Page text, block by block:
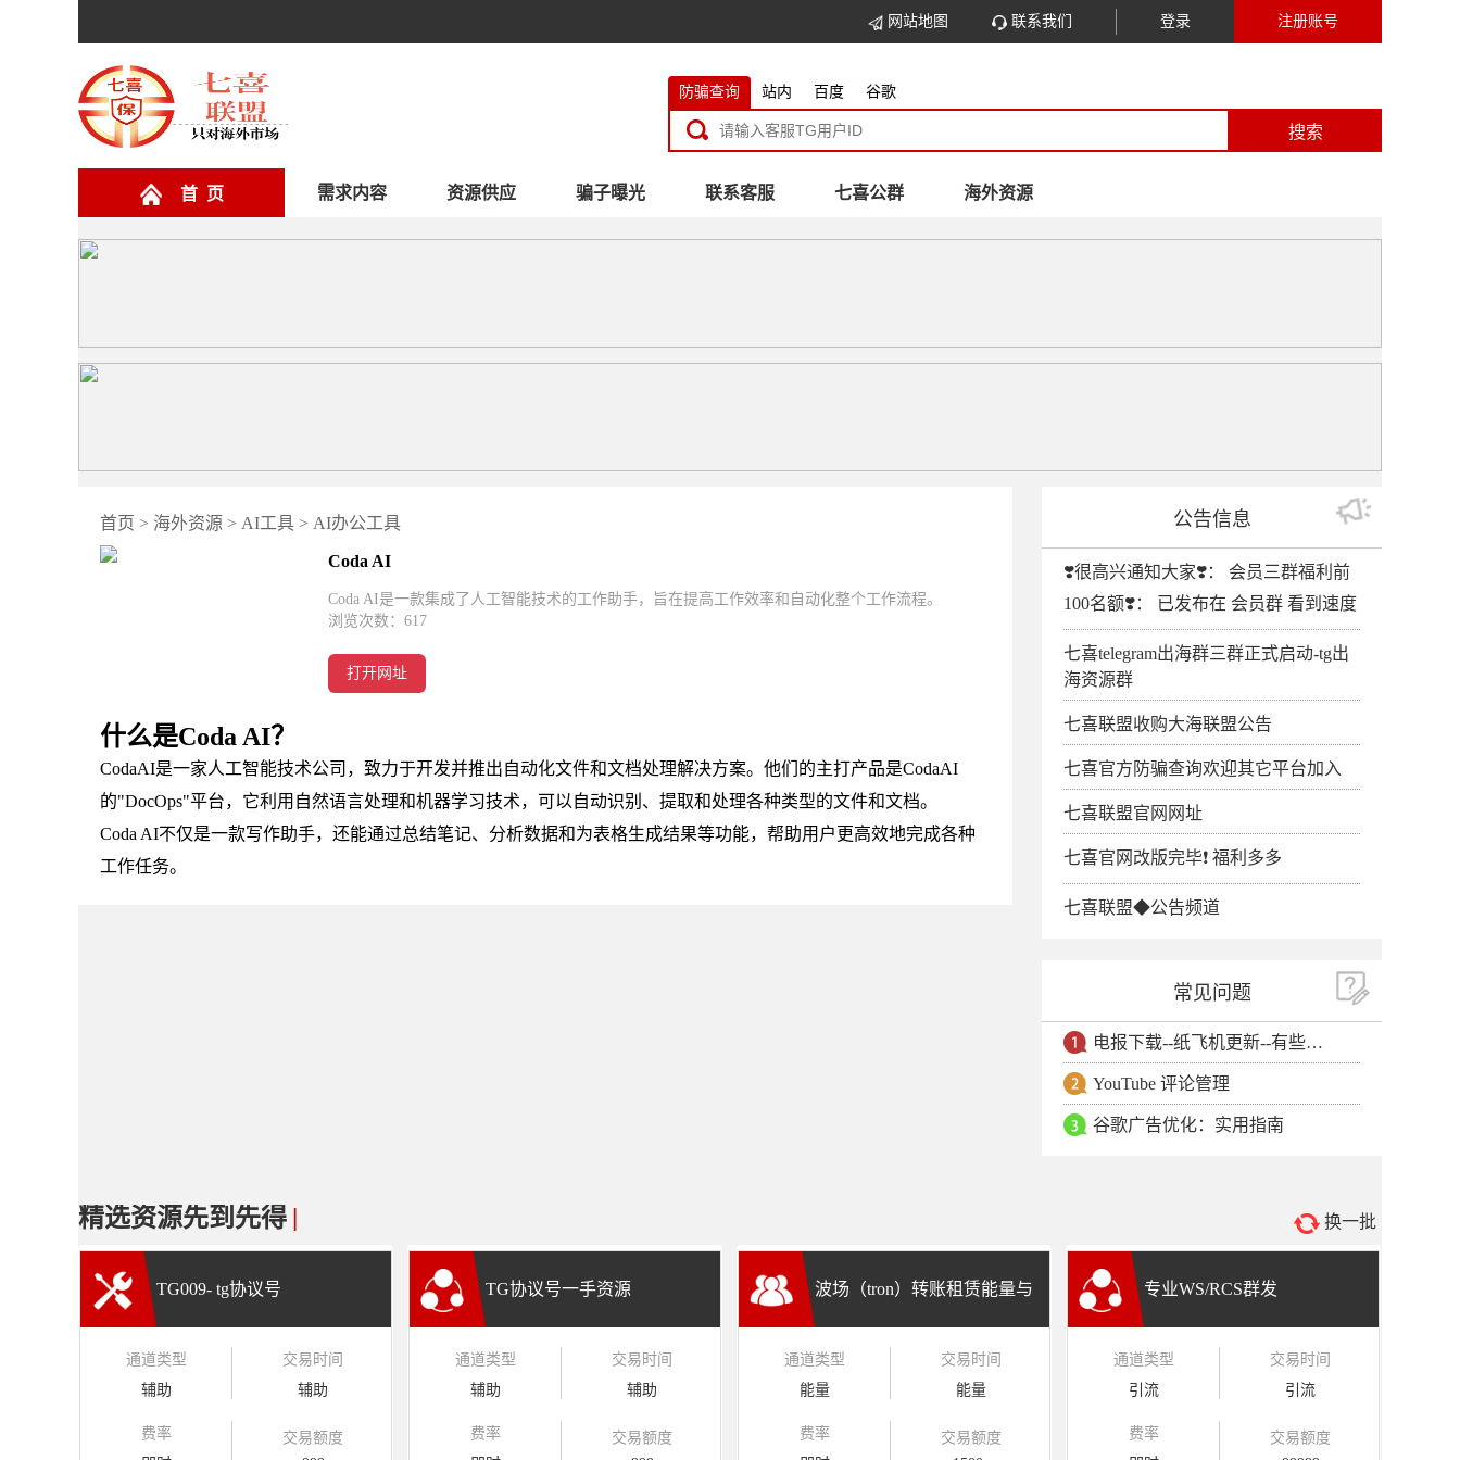
注册账号
登录
联系我们
网站地图
防骗查询 站内 百度 谷歌
搜索
首 页 需求内容 资源供应 骗子曝光 联系客服 七喜公群 海外资源
首页 > 海外资源 > AI工具 > AI办公工具
Coda AI
Coda AI是一款集成了人工智能技术的工作助手，旨在提高工作效率和自动化整个工作流程。
浏览次数： 617
打开网址
什么是Coda AI？
CodaAI是一家人工智能技术公司，致力于开发并推出自动化文件和文档处理解决方案。他们的主打产品是CodaAI
的"DocOps"平台，它利用自然语言处理和机器学习技术，可以自动识别、提取和处理各种类型的文件和文档。
Coda AI不仅是一款写作助手，还能通过总结笔记、分析数据和为表格生成结果等功能，帮助用户更高效地完成各种
工作任务。
公告信息
❣️很高兴通知大家❣️： 会员三群福利前
100名额❣️： 已发布在 会员群 看到速度
七喜telegram出海群三群正式启动-tg出
海资源群
七喜联盟收购大海联盟公告
七喜官方防骗查询欢迎其它平台加入
七喜联盟官网网址
七喜官网改版完毕❗️ 福利多多
七喜联盟◆公告频道
常见问题
电报下载--纸飞机更新--有些用户安卓手机无法更新电报软件
YouTube 评论管理
谷歌广告优化：实用指南
精选资源先到先得 | 换一批
TG009- tg协议号
通道类型
辅助
交易时间
辅助
费率
交易额度
TG协议号一手资源
通道类型
辅助
交易时间
辅助
费率
交易额度
波场（tron）转账租赁能量与
通道类型
能量
交易时间
能量
费率
交易额度
专业WS/RCS群发
通道类型
引流
交易时间
引流
费率
交易额度